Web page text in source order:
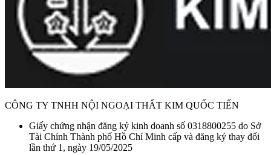
CÔNG TY TNHH NỘI NGOẠI THẤT KIM QUỐC TIẾN
Giấy chứng nhận đăng ký kinh doanh số 0318800255 do Sở
Tài Chính Thành phố Hồ Chí Minh cấp và đăng ký thay đổi
lần thứ 1, ngày 19/05/2025